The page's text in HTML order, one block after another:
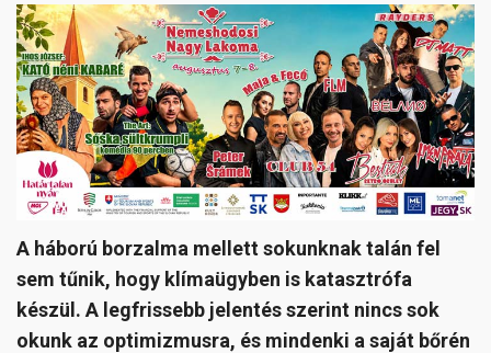
A háború borzalma mellett sokunknak talán fel
sem tűnik, hogy klímaügyben is katasztrófa
készül. A legfrissebb jelentés szerint nincs sok
okunk az optimizmusra, és mindenki a saját bőrén